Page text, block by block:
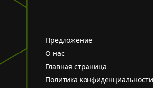
Предложение
О нас
Главная страница
Политика конфиденциальности